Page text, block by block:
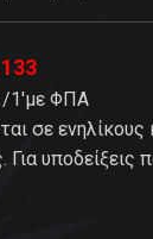
/1'με ΦΠΑ
σε ενηλίκους
υποδείξεις